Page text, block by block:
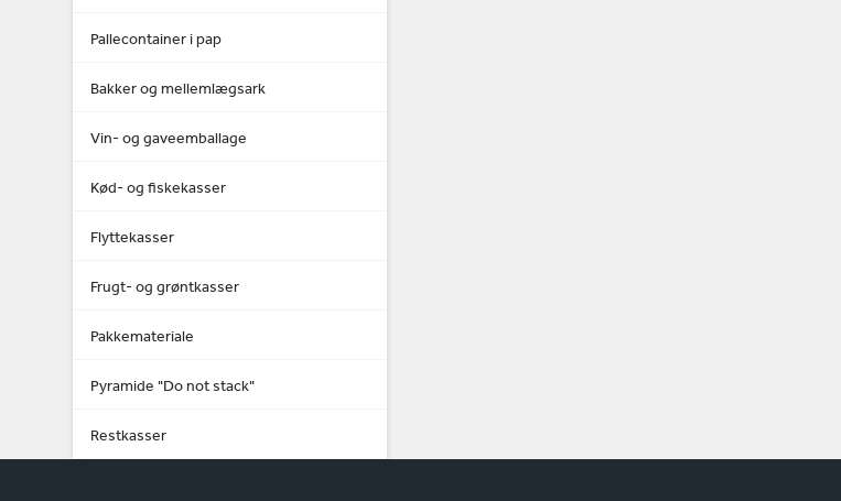
Pallecontainer i pap
Bakker og mellemlægsark
Vin- og gaveemballage
Kød- og fiskekasser
Flyttekasser
Frugt- og grøntkasser
Pakkemateriale
Pyramide "Do not stack"
Restkasser